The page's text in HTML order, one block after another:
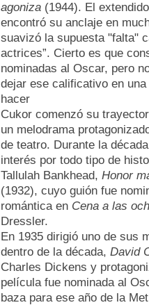
agoniza (1944). El
encontró su anclaje en
suavizó la supuesta "falta"
actrices”. Cierto es que
nominadas al Oscar, pero
dejar ese calificativo en
hacer
Cukor comenzó su
un melodrama
de teatro. Durante la
interés por todo tipo de
Tallulah Bankhead, Honor
(1932), cuyo guión fue
romántica en Cena a las
Dressler.
En 1935 dirigió uno de sus
dentro de la década, David
Charles Dickens y
película fue nominada al
baza para ese año de la